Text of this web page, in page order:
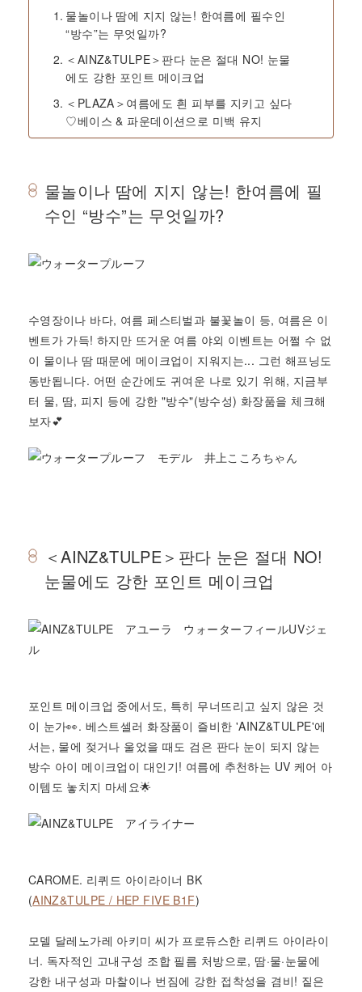
물놀이나 땀에 지지 않는! 한여름에 필수인
“방수”는 무엇일까?
＜AINZ&TULPE＞판다 눈은 절대 NO! 눈물
에도 강한 포인트 메이크업
＜PLAZA＞여름에도 흰 피부를 지키고 싶다
♡베이스 & 파운데이션으로 미백 유지
물놀이나 땀에 지지 않는! 한여름에 필
수인 “방수”는 무엇일까?
수영장이나 바다, 여름 페스티벌과 불꽃놀이 등, 여름은 이
벤트가 가득! 하지만 뜨거운 여름 야외 이벤트는 어쩔 수 없
이 물이나 땀 때문에 메이크업이 지워지는... 그런 해프닝도
동반됩니다. 어떤 순간에도 귀여운 나로 있기 위해, 지금부
터 물, 땀, 피지 등에 강한 "방수"(방수성) 화장품을 체크해
보자💕
＜AINZ&TULPE＞판다 눈은 절대 NO!
눈물에도 강한 포인트 메이크업
포인트 메이크업 중에서도, 특히 무너뜨리고 싶지 않은 것
이 눈가👀. 베스트셀러 화장품이 즐비한 'AINZ&TULPE'에
서는, 물에 젖거나 울었을 때도 검은 판다 눈이 되지 않는
방수 아이 메이크업이 대인기! 여름에 추천하는 UV 케어 아
이템도 놓치지 마세요🌟
CAROME. 리퀴드 아이라이너 BK
(AINZ&TULPE / HEP FIVE B1F)
모델 달레노가레 아키미 씨가 프로듀스한 리퀴드 아이라이
너. 독자적인 고내구성 조합 필름 처방으로, 땀·물·눈물에
강한 내구성과 마찰이나 번짐에 강한 접착성을 겸비! 짙은